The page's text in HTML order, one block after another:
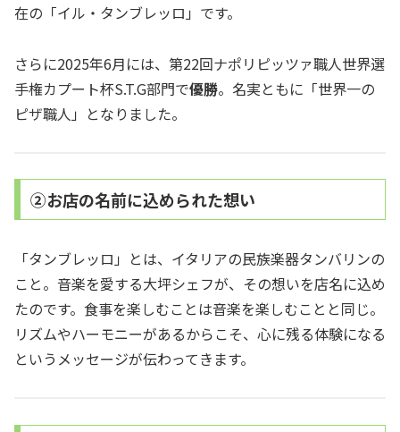
在の「イル・タンブレッロ」です。
さらに2025年6月には、第22回ナポリピッツァ職人世界選
手権カプート杯S.T.G部門で優勝。名実ともに「世界一の
ピザ職人」となりました。
②お店の名前に込められた想い
「タンブレッロ」とは、イタリアの民族楽器タンバリンの
こと。音楽を愛する大坪シェフが、その想いを店名に込め
たのです。食事を楽しむことは音楽を楽しむことと同じ。
リズムやハーモニーがあるからこそ、心に残る体験になる
というメッセージが伝わってきます。